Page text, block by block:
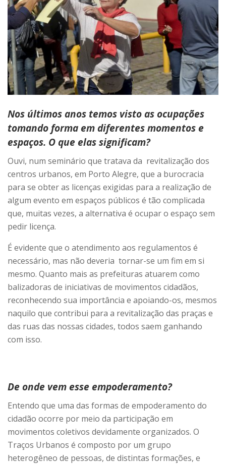
Nos últimos anos temos visto as ocupações
tomando forma em diferentes momentos e
espaços. O que elas significam?
Ouvi, num seminário que tratava da revitalização dos
centros urbanos, em Porto Alegre, que a burocracia
para se obter as licenças exigidas para a realização de
algum evento em espaços públicos é tão complicada
que, muitas vezes, a alternativa é ocupar o espaço sem
pedir licença.
É evidente que o atendimento aos regulamentos é
necessário, mas não deveria tornar-se um fim em si
mesmo. Quanto mais as prefeituras atuarem como
balizadoras de iniciativas de movimentos cidadãos,
reconhecendo sua importância e apoiando-os, mesmos
naquilo que contribui para a revitalização das praças e
das ruas das nossas cidades, todos saem ganhando
com isso.
De onde vem esse empoderamento?
Entendo que uma das formas de empoderamento do
cidadão ocorre por meio da participação em
movimentos coletivos devidamente organizados. O
Traços Urbanos é composto por um grupo
heterogêneo de pessoas, de distintas formações, e